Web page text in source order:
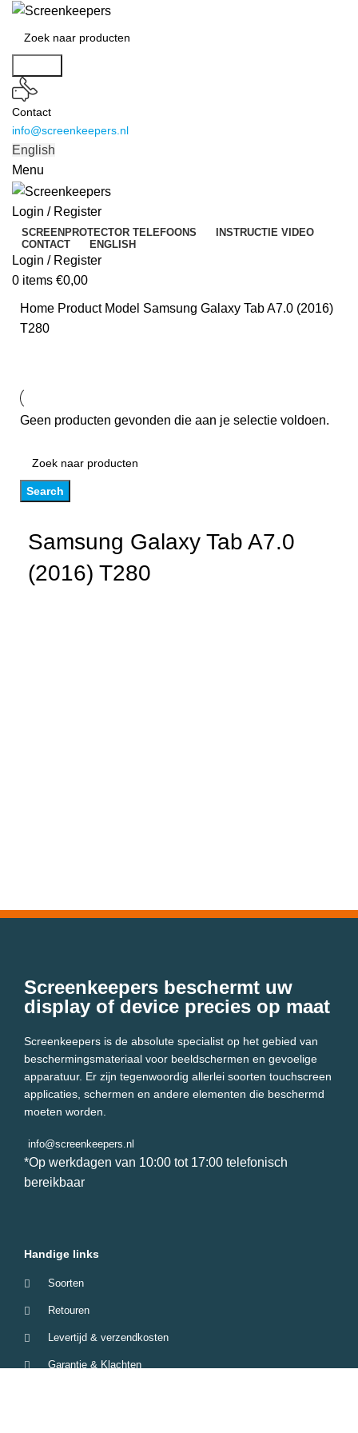
Contact
info@screenkeepers.nl
English
Menu
Login / Register
SCREENPROTECTOR TELEFOONS
INSTRUCTIE VIDEO
CONTACT
ENGLISH
Login / Register
0 items €0,00
Home Product Model Samsung Galaxy Tab A7.0 (2016)
T280
Geen producten gevonden die aan je selectie voldoen.
Search
Samsung Galaxy Tab A7.0
(2016) T280
Screenkeepers beschermt uw
display of device precies op maat
Screenkeepers is de absolute specialist op het gebied van
beschermingsmateriaal voor beeldschermen en gevoelige
apparatuur. Er zijn tegenwoordig allerlei soorten touchscreen
applicaties, schermen en andere elementen die beschermd
moeten worden.
info@screenkeepers.nl
*Op werkdagen van 10:00 tot 17:00 telefonisch
bereikbaar
Handige links
Soorten
Retouren
Levertijd & verzendkosten
Garantie & Klachten